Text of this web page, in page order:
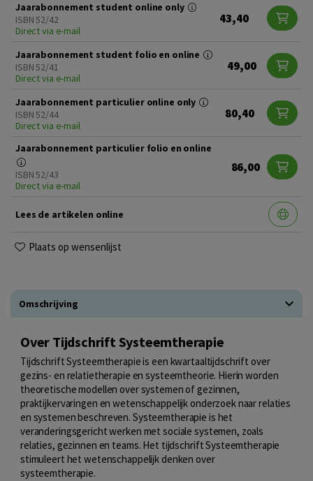
Jaarabonnement student online only
ISBN 52/42
Direct via e-mail
43,40
Jaarabonnement student folio en online
ISBN 52/41
Direct via e-mail
49,00
Jaarabonnement particulier online only
ISBN 52/44
Direct via e-mail
80,40
Jaarabonnement particulier folio en online
ISBN 52/43
Direct via e-mail
86,00
Lees de artikelen online
Plaats op wensenlijst
Omschrijving
Over Tijdschrift Systeemtherapie
Tijdschrift Systeemtherapie is een kwartaaltijdschrift over
gezins- en relatietherapie en systeemtheorie. Hierin worden
theoretische modellen over systemen of gezinnen,
praktijkervaringen en wetenschappelijk onderzoek naar relaties
en systemen beschreven. Systeemtherapie is het
veranderingsgericht werken met sociale systemen, zoals
relaties, gezinnen en teams. Het tijdschrift Systeemtherapie
stimuleert het wetenschappelijk denken over
systeemtherapie.